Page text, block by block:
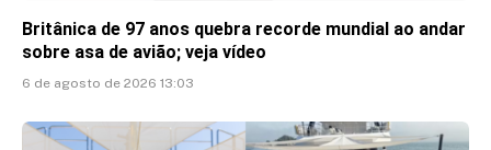
Britânica de 97 anos quebra recorde mundial ao andar
sobre asa de avião; veja vídeo
6 de agosto de 2026 13:03